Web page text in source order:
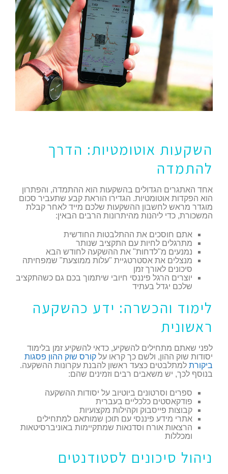
השקעות אוטומטיות: הדרך
להתמדה
אחד האתגרים הגדולים בהשקעות הוא ההתמדה, והפתרון
הוא הפקדות אוטומטיות. הגדירו הוראת קבע שתעביר סכום
מוגדר מראש לחשבון ההשקעות שלכם מייד לאחר קבלת
המשכורת, כדי ליהנות מהיתרונות הרבים הבאין:
אתם חוסכים את ההתלבטות החודשית
מתרגלים לחיות עם התקציב שנותר
נמנעים מ"לדחות" את ההשקעה לחודש הבא
מנצלים את אסטרטגיית "עלות ממוצעת" שמפחיתה
סיכונים לאורך זמן
יוצרים הרגל פיננסי חיובי שיתמוך בכם גם כשהתקציב
שלכם יגדל בעתיד
לימוד והכשרה: ידע כהשקעה
ראשונית
לפני שאתם מתחילים להשקיע, כדאי להשקיע זמן בלימוד
יסודות שוק ההון, ולשם כך קראו על קורס שוק ההון פסגות
ביקורת למתלבטים כצעד ראשון להבנת עקרונות ההשקעה.
בנוסף לכך, יש משאבים רבים וזמינים שהם:
ספרים וסרטונים ביוטיוב על יסודות ההשקעה
פודקאסטים כלכליים בעברית
קבוצות פייסבוק וקהילות מקצועיות
אתרי מידע פיננסי עם תוכן שמותאם למתחילים
הרצאות אורח וסדנאות שמתקיימות באוניברסיטאות
ומכללות
ניהול סיכונים לסטודנטים